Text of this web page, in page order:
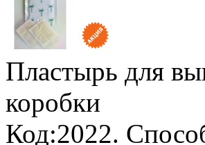
Пластырь для
коробки
Код:2022.